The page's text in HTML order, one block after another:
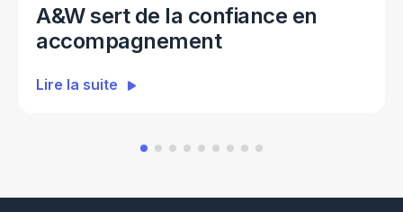
A&W sert de la confiance en
accompagnement
Lire la suite